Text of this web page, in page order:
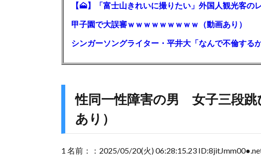
甲子園で大誤審ｗｗｗｗｗｗｗｗｗ（動画あり）
性同一性障害の男 女子三段
あり）
1 名前：：2025/05/20(火) 06:28:15.23